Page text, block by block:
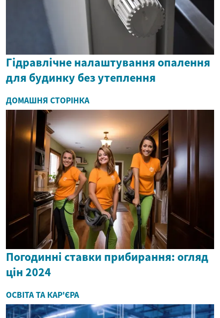
Гідравлічне налаштування опалення
для будинку без утеплення
ДОМАШНЯ СТОРІНКА
Погодинні ставки прибирання: огляд
цін 2024
ОСВІТА ТА КАР'ЄРА